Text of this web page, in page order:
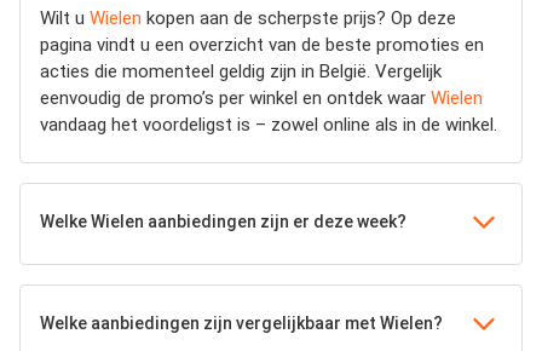
Wilt u Wielen kopen aan de scherpste prijs? Op deze
pagina vindt u een overzicht van de beste promoties en
acties die momenteel geldig zijn in België. Vergelijk
eenvoudig de promo’s per winkel en ontdek waar Wielen
vandaag het voordeligst is – zowel online als in de winkel.
Welke Wielen aanbiedingen zijn er deze week?
Welke aanbiedingen zijn vergelijkbaar met Wielen?